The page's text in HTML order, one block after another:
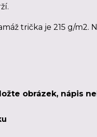
trička je 215 g/m2.
obrázek, nápis